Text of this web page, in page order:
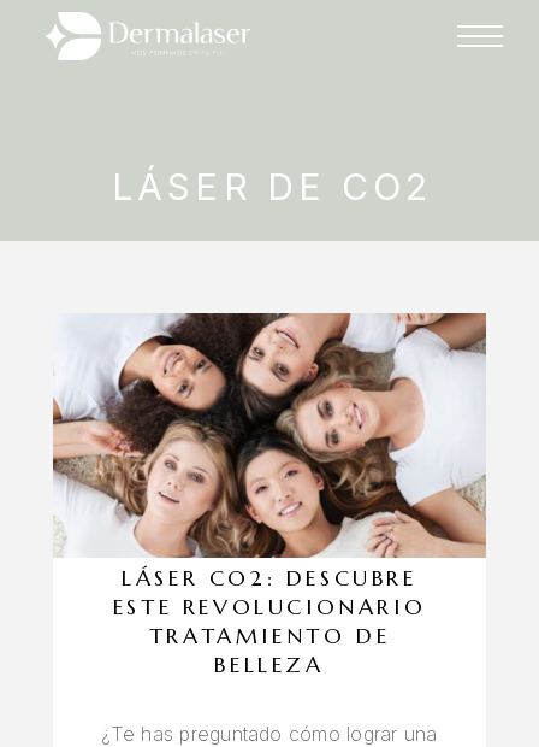
LÁSER DE CO2
LÁSER CO2: DESCUBRE
ESTE REVOLUCIONARIO
TRATAMIENTO DE
BELLEZA
¿Te has preguntado cómo lograr una